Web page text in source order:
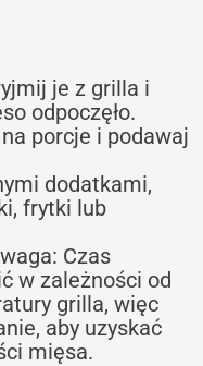
je z grilla i
odpoczęło.
porcje i podawaj
dodatkami,
frytki lub
Czas
w zależności od
grilla, więc
aby uzyskać
mięsa.